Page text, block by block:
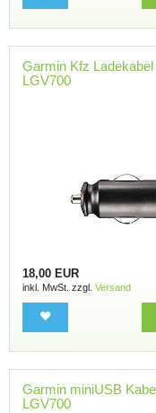
Garmin Kfz
LGV700
18,00 EUR
inkl. MwSt. zzgl. Versand
Garmin miniUSB
LGV700